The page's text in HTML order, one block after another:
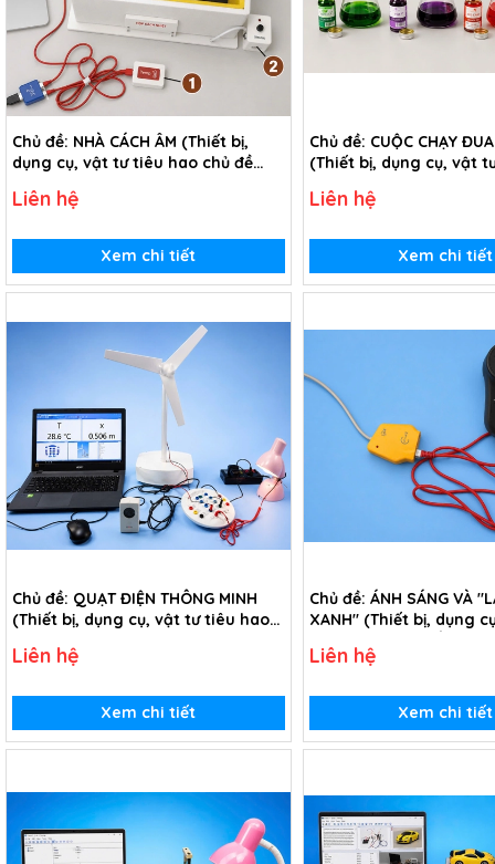
Chủ đề: NHÀ CÁCH ÂM (Thiết bị,
dụng cụ, vật tư tiêu hao chủ đề
Liên hệ
Xem chi tiết
Chủ đề: CUỘC CHẠY
(Thiết bị, dụng cụ, vật
màu - lớp 7)
Liên hệ
Xem chi tiết
Chủ đề: QUẠT ĐIỆN THÔNG MINH
(Thiết bị, dụng cụ, vật tư tiêu hao
6)
Liên hệ
Xem chi tiết
Chủ đề: ÁNH SÁNG VÀ
XANH" (Thiết bị, dụng
phổi xanh" - lớp 6)
Liên hệ
Xem chi tiết